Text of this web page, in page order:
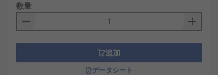
数量
追加
データシート